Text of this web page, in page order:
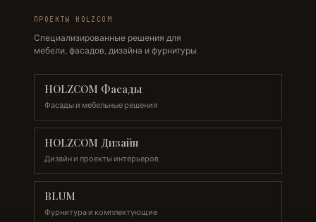
ПРОЕКТЫ HOLZCOM
Специализированные решения для
мебели, фасадов, дизайна и фурнитуры.
HOLZCOM Фасады
Фасады и мебельные решения
HOLZCOM Дизайн
Дизайн и проекты интерьеров
BLUM
Фурнитура и комплектующие